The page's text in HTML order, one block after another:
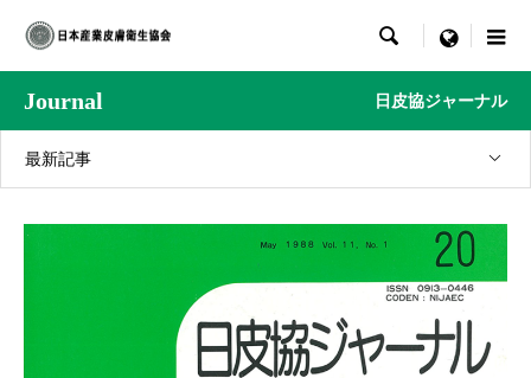
 menu
Journal 日皮協ジャーナル
最新記事